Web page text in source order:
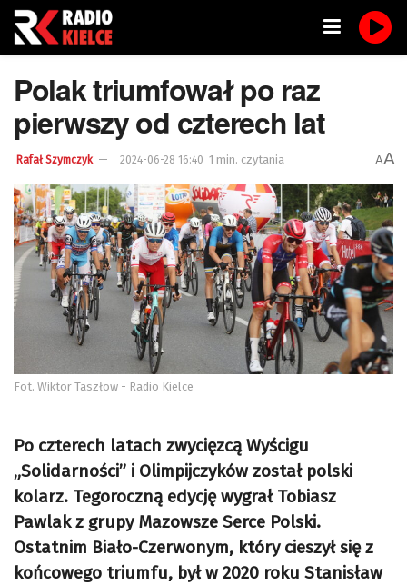
Polak triumfował po raz
pierwszy od czterech lat
Rafał Szymczyk 2024-06-28 16:40 1 min. czytania AA
Fot. Wiktor Taszłow - Radio Kielce
Po czterech latach zwycięzcą Wyścigu
„Solidarności” i Olimpijczyków został polski
kolarz. Tegoroczną edycję wygrał Tobiasz
Pawlak z grupy Mazowsze Serce Polski.
Ostatnim Biało-Czerwonym, który cieszył się z
końcowego triumfu, był w 2020 roku Stanisław